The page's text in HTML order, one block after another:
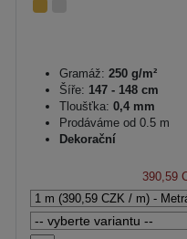
Gramáž: 250 g/m²
Šíře: 147 - 148 cm
Tloušťka: 0,4 mm
Prodáváme od 0.5 m
Dekorační
390,59